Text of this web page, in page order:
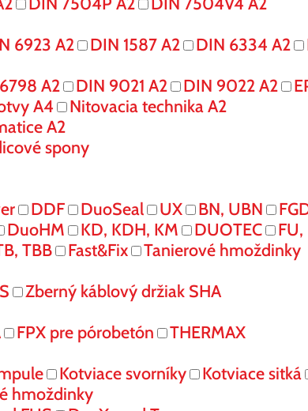
6923 A2 DIN 1587 A2 DIN 6334 A2
A2 DIN 9021 A2 DIN 9022 A2
A4
Nitovacia technika A2
A2
spony
DDF DuoSeal UX BN, UBN
DuoHM KD, KDH, KM DUOTEC
FU,
TBB Fast&Fix
Tanierové hmoždinky
Zberný káblový držiak SHA
FPX pre pórobetón
THERMAX
Kotviace svorníky Kotviace sitká
hmoždinky